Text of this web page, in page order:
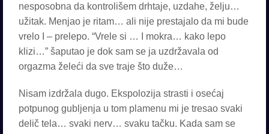
nesposobna da kontrolišem drhtaje, uzdahe, želju…
užitak. Menjao je ritam… ali nije prestajalo da mi bude
vrelo I – prelepo. “Vrele si … I mokra… kako lepo
klizi…” šaputao je dok sam se ja uzdržavala od
orgazma želeći da sve traje što duže…
Nisam izdržala dugo. Ekspolozija strasti i osećaj
potpunog gubljenja u tom plamenu mi je tresao svaki
delič tela… svaki nerv… svaku tačku. Kada sam se